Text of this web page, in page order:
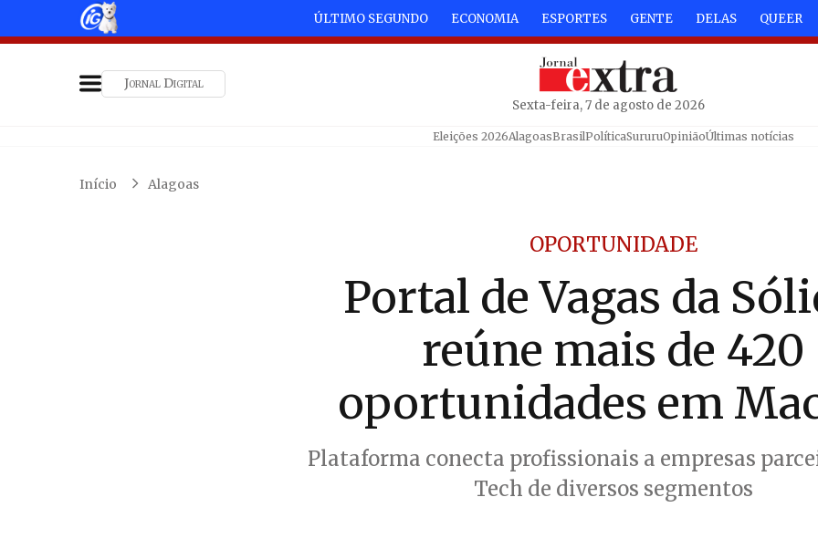
ÚLTIMO SEGUNDO ECONOMIA ESPORTES GENTE DELAS QUEER
Jornal Digital
Sexta-feira, 7 de agosto de 2026
Eleições 2026AlagoasBrasilPolíticaSururuOpiniãoÚltimas notícias
Início Alagoas
OPORTUNIDADE
Portal de Vagas da
reúne mais de 420
oportunidades em
Plataforma conecta profissionais a empresas
Tech de diversos segmentos